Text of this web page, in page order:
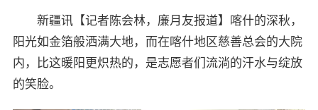
新疆讯【记者陈会林，廉月友报道】喀什的深秋，
阳光如金箔般洒满大地，而在喀什地区慈善总会的大院
内，比这暖阳更炽热的，是志愿者们流淌的汗水与绽放
的笑脸。